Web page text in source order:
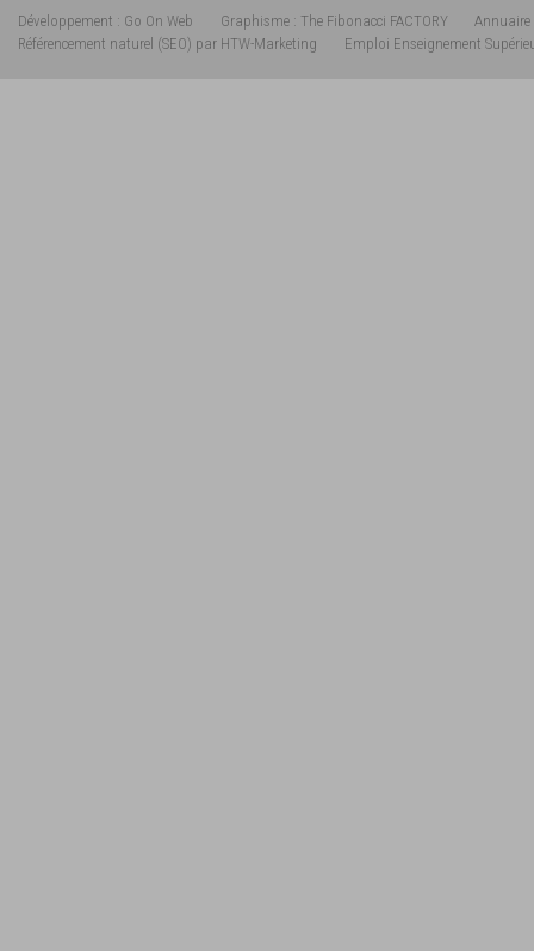
Développement : Go On Web Graphisme : The Fibonacci FACTORY
Annuaire
Référencement naturel (SEO) par HTW-Marketing
Emploi Enseignement